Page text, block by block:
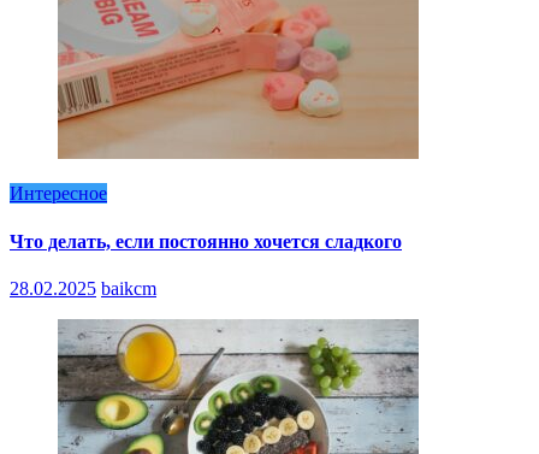
Интересное
Что делать, если постоянно хочется сладкого
28.02.2025 baikcm